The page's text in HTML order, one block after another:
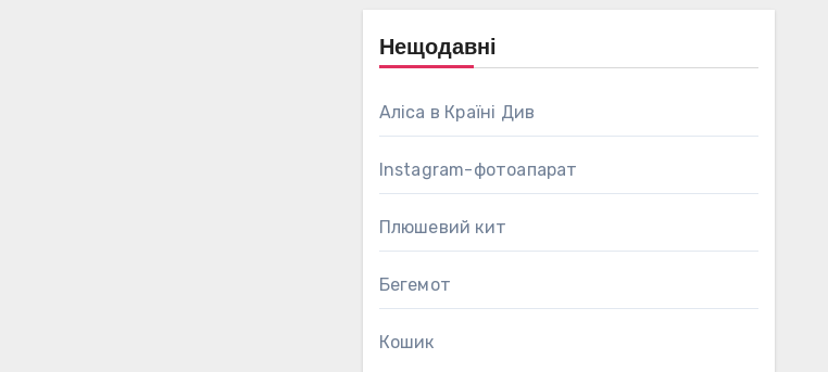
Нещодавні
Аліса в Країні Див
Instagram-фотоапарат
Плюшевий кит
Бегемот
Кошик